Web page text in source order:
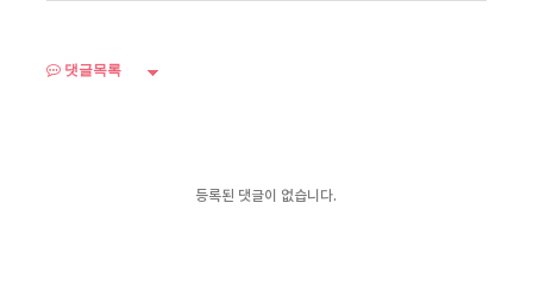
댓글목록
등록된 댓글이 없습니다.